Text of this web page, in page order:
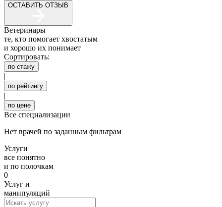
ОСТАВИТЬ ОТЗЫВ
Ветеринары
те, кто помогает хвостатым
и хорошо их понимает
Сортировать:
по стажу
|
по рейтингу
|
по цене
Все специализации
Нет врачей по заданным фильтрам
Услуги
все понятно
и по полочкам
0
Услуг и
манипуляций